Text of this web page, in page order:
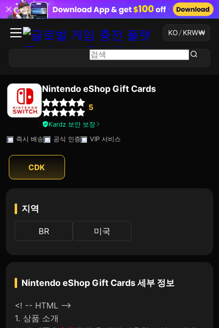
KO/ KRW₩
Nintendo eShop Gift Cards
5
Kardz 보안 보장
즉시 배송
공식 인증 VIP 서비스
CDK
지역
BR 미국
Nintendo eShop Gift Cards세부 정보
<! -- HTML -->
1. 상품 소개